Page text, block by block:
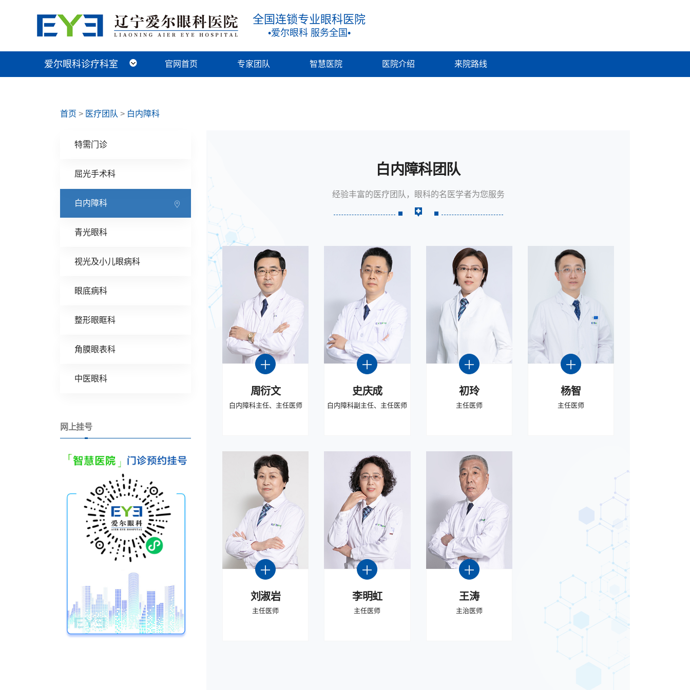
全国连锁专业眼科医院
•爱尔眼科 服务全国•
爱尔眼科诊疗科室
近视手术科
视光及小儿眼病科
白内障科
青光眼科
角膜眼表科
整形眼眶科
眼底病科
中医眼科 官网首页 专家团队 智慧医院 医院介绍 来院路线
首页 > 医疗团队 > 白内障科
特需门诊
屈光手术科
白内障科
青光眼科
视光及小儿眼病科
眼底病科
整形眼眶科
角膜眼表科
中医眼科
网上挂号
白内障科团队
经验丰富的医疗团队，眼科的名医学者为您服务
周衍文
白内障科主任、主任医师
史庆成
白内障科副主任、主任医师
初玲
主任医师
杨智
主任医师
刘淑岩
主任医师
李明虹
主任医师
王涛
主治医师